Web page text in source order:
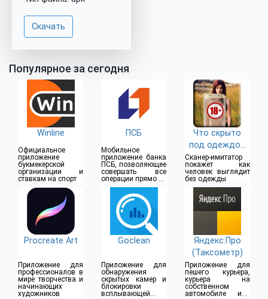
Скачать
Популярное за сегодня
Winline
Официальное
приложение
букмекерской
организации и
ставкам на спорт
ПСБ
Мобильное
приложение банка
ПСБ, позволяющее
совершать все
операции прямо из
дома
Что скрыто
под одеждой
(18+)
Сканер-имитатор
покажет как
человек выглядит
без одежды
Procreate Art
Приложение для
профессионалов в
мире творчества и
начинающих
художников
Goclean
Приложение для
обнаружения
скрытых камер и
блокировки
всплывающей
Яндекс.Про
(Таксометр)
Приложение для
пешего курьера,
курьера на
собственном
автомобиле или